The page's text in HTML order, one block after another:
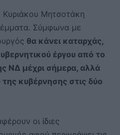
Κυριάκου Μητσοτάκη
Σύμφωνα με
θα κάνει καταρχάς,
έργου από το
ΝΔ μέχρι σήμερα, αλλά
κυβέρνησης στις δύο
οι ίδιες